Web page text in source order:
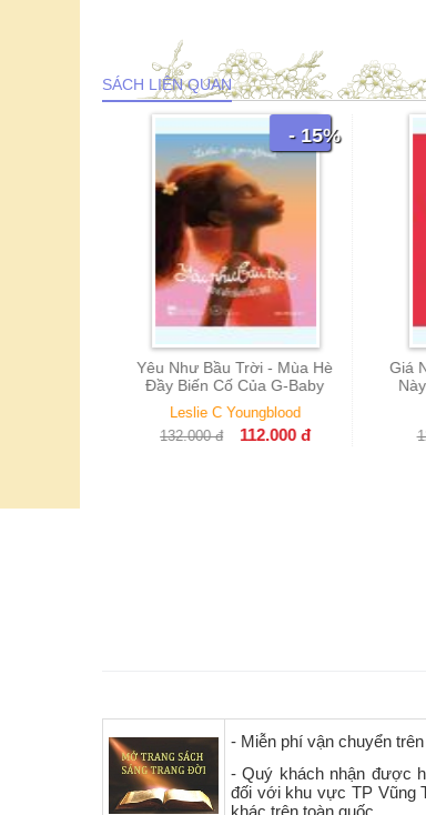
SÁCH LIÊN QUAN
- 15%
Giá Như Tôi Biết Những Điều
Này Trước Khi Thi Đại Học
Đinh Tuấn Ân
128.000
đ 109.000
- Miễn phí vận chuyển
- Quý khách nhận được
đối với khu vực TP Vũng
khác trên toàn quốc.